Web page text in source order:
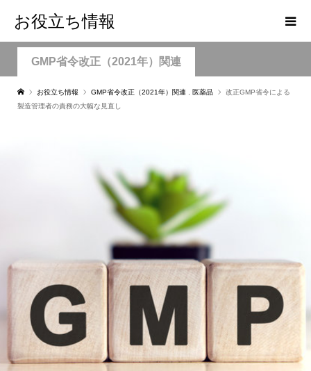
お役立ち情報
GMP省令改正（2021年）関連
お役立ち情報 GMP省令改正（2021年）関連 医薬品
改正GMP省令による
製造管理者の責務の大幅な見直し